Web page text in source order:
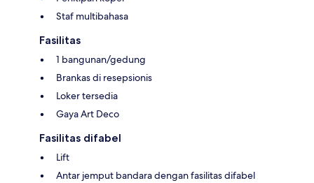
Staf multibahasa
Fasilitas
1 bangunan/gedung
Brankas di resepsionis
Loker tersedia
Gaya Art Deco
Fasilitas difabel
Lift
Antar jemput bandara dengan fasilitas difabel